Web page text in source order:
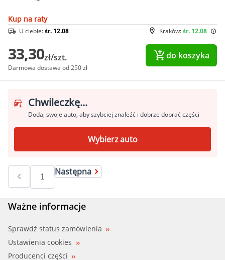
Kup na raty
Kraków:śr. 12.08
U ciebie:śr. 12.08
33,30zł/szt.
Darmowa dostawa od 250 zł
do koszyka
Chwileczkę...
Dodaj swoje auto, aby szybciej znaleźć i dobrze dobrać części
Wybierz auto
Następna
Ważne informacje
Sprawdź status zamówienia
Ustawienia cookies
Producenci części